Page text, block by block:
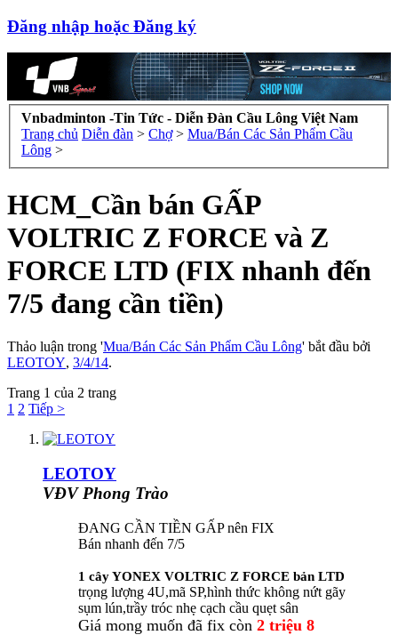
Đăng nhập hoặc Đăng ký
Vnbadminton -Tin Tức - Diễn Đàn Cầu Lông Việt Nam
Trang chủ Diễn đàn > Chợ > Mua/Bán Các Sản Phẩm Cầu
Lông >
HCM_Cần bán GẤP
VOLTRIC Z FORCE và Z
FORCE LTD (FIX nhanh đến
7/5 đang cần tiền)
Thảo luận trong 'Mua/Bán Các Sản Phẩm Cầu Lông' bắt đầu bởi
LEOTOY, 3/4/14.
Trang 1 của 2 trang
1 2 Tiếp >
LEOTOY
VĐV Phong Trào
ĐANG CẦN TIỀN GẤP nên FIX
Bán nhanh đến 7/5
1 cây YONEX VOLTRIC Z FORCE bản LTD
trọng lượng 4U,mã SP,hình thức không nứt gãy
sụm lún,trầy tróc nhẹ cạch cầu quẹt sân
Giá mong muốn đã fix còn 2 triệu 8